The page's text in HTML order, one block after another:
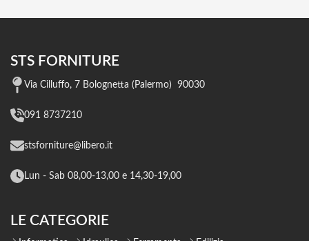
STS FORNITURE
Via Cilluffo, 7 Bolognetta (Palermo) 90030
091 8737210
stsforniture@libero.it
Lun - Sab 08,00-13,00 e 14,30-19,00
LE CATEGORIE